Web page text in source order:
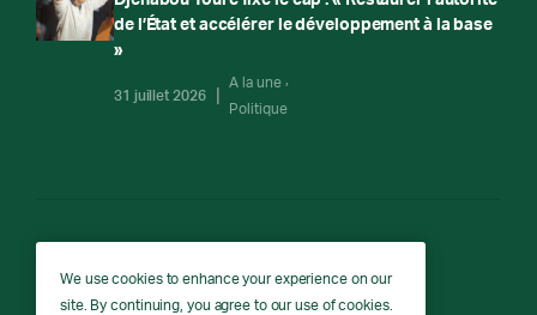
de l’État et accélérer le développement à la base
»
31 juillet 2026
A la une
Politique
RTG
We use cookies to enhance your experience on our
site. By continuing, you agree to our use of cookies.